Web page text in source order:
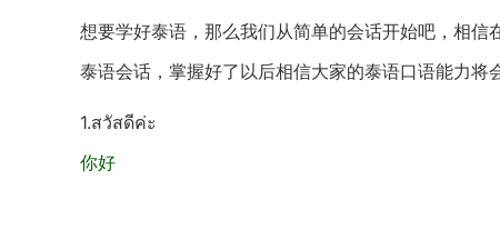
想要学好泰语，那么我们从简单的会话开始吧，相
泰语会话，掌握好了以后相信大家的泰语口语能力将
1.สวัสดีค่ะ
你好